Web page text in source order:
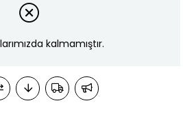
kalmamıştır.